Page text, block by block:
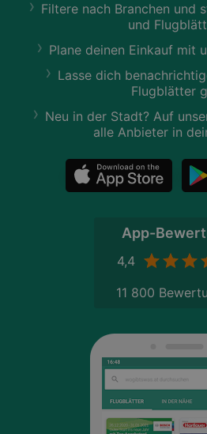
Filtere nach Branchen und
und
Plane deinen Einkauf mit
Lasse dich
Flugblätter
Neu in der Stadt? Auf
alle Anbieter in
App-
4,4
11 800